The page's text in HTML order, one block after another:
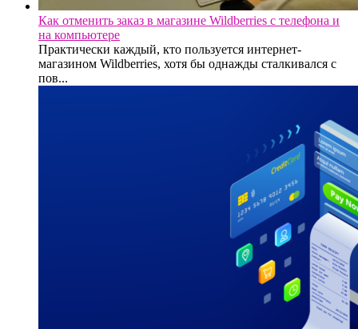
Как отменить заказ в магазине Wildberries с телефона и
на компьютере
Практически каждый, кто пользуется интернет-
магазином Wildberries, хотя бы однажды сталкивался с
пов...